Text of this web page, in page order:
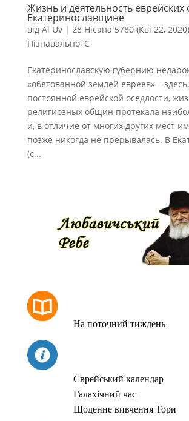
Жизнь и деятельность
Екатеринославщине
від Al Uv| 28 Нісана 5780 (Кві 22, 2020)
Пізнавально, С
Екатеринославскую губернию
«обетованной землей евреев» –
постоянной еврейской оседлости,
религиозных общин протекала
и, в отличие от многих других мест
позже никогда не прерывалась. В
(с...
На поточний тиждень
Єврейський календар
Галахічний час
Щоденне вивчення Тори